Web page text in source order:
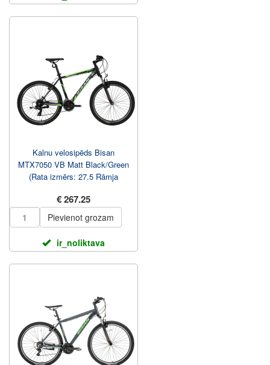
Kalnu velosipēds Bisan
MTX7050 VB Matt Black/Green
(Rata izmērs: 27.5 Rāmja
€ 267.25
Pievienot grozam
ir_noliktava